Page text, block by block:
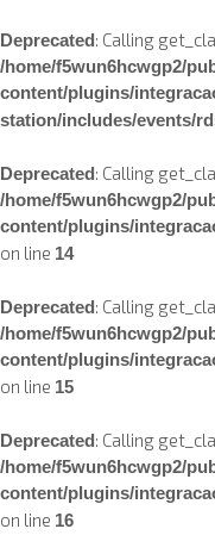
Deprecated: Calling
/home/f5wun6hcwgp2/
content/plugins/
station/includes/events/
Deprecated: Calling
/home/f5wun6hcwgp2/
content/plugins/
on line 14
Deprecated: Calling
/home/f5wun6hcwgp2/
content/plugins/
on line 15
Deprecated: Calling
/home/f5wun6hcwgp2/
content/plugins/
on line 16